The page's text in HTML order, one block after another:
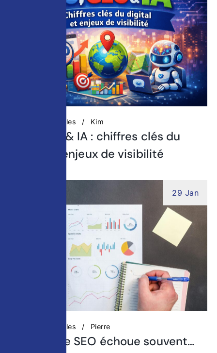
Actualités digitales Kim
SEO, GEO & IA : chiffres clés du
digital et enjeux de visibilité
29 Jan
Actualités digitales Pierre
Pourquoi le SEO échoue souvent…